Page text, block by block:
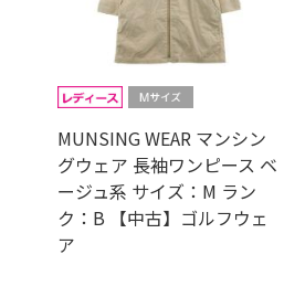
MUNSING WEAR マンシン
グウェア 長袖ワンピース ベ
ージュ系 サイズ：M ラン
ク：B 【中古】ゴルフウェ
ア